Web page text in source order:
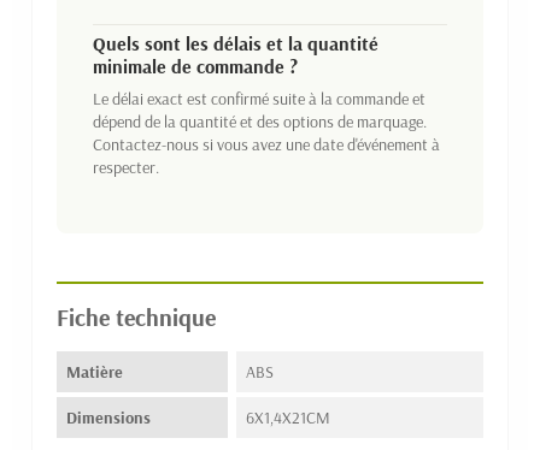
Quels sont les délais et la quantité
minimale de commande ?
Le délai exact est confirmé suite à la commande et
dépend de la quantité et des options de marquage.
Contactez-nous si vous avez une date d'événement à
respecter.
Fiche technique
Matière ABS
Dimensions 6X1,4X21CM